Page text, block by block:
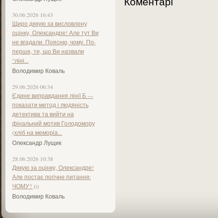
30.06.2026 16:43
Щиро дякую за висловлену
оцінку, Олександре! Але тут Ви
не вгадали. Поясню, чому. По-
перше, те, що Ви назвали
"ліні...
Володимир Коваль
29.06.2026 06:34
Єдине виправдання лінії Б —
показати метод і людяність
детектива та вийти на
фінальний мотив Голодомору
(хліб на меморіа...
Олександр Лущик
28.06.2026 10:38
Дякую за оцінку, Олександре!
Але постає логічне питання:
ЧОМУ? )))
Володимир Коваль